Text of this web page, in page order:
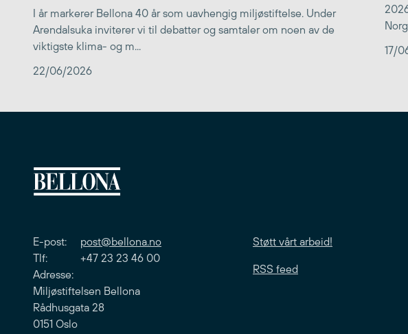
I år markerer Bellona 40 år som uavhengig miljøstiftelse. Under
Arendalsuka inviterer vi til debatter og samtaler om noen av de
viktigste klima- og m...
22/06/2026
17/
E-post: post@bellona.no
Tlf: +47 23 23 46 00
Adresse:
Miljøstiftelsen Bellona
Rådhusgata 28
0151 Oslo
Støtt vårt arbeid!
RSS feed